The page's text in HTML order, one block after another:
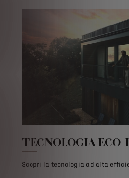
TECNOLOGIA
Scopri la tecnologia ad alta